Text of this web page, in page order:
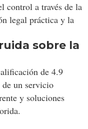
control a través de la
legal práctica y la
sobre la
de 4.9
de un servicio
y soluciones